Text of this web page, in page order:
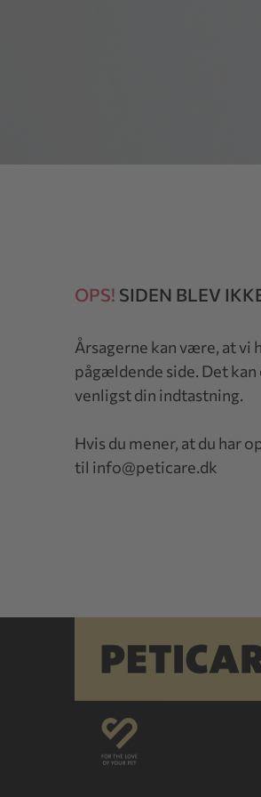
OPS! SIDEN BLEV
Årsagerne kan være, at vi
pågældende side. Det
venligst din indtastning.
Hvis du mener, at du har
til info@peticare.dk